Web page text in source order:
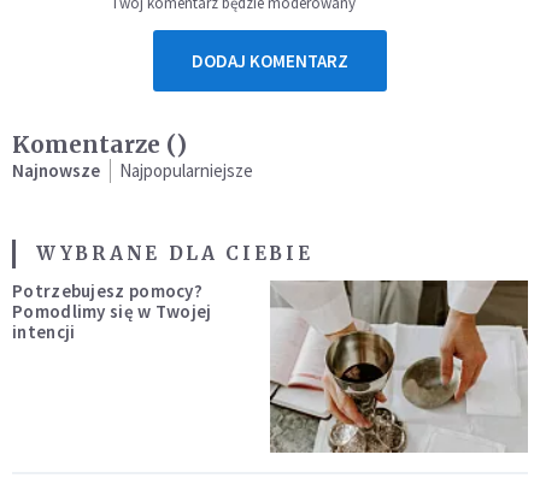
DODAJ KOMENTARZ
Komentarze ()
Najnowsze Najpopularniejsze
WYBRANE DLA CIEBIE
Potrzebujesz pomocy?
Pomodlimy się w Twojej
intencji